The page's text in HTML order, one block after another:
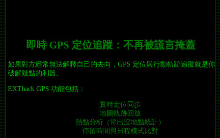
即時 GPS 定位追蹤：不再被謊言掩蓋
如果對方經常無法解釋自己的去向，GPS 定位與行動軌跡追蹤就是你
破解疑點的利器。
EXThack GPS 功能包括：
實時定位同步
地圖軌跡回放
熱點分析（常出沒地點統計）
停留時間與日程模式比對